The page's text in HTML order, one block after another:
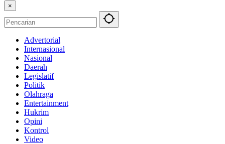
×
Advertorial
Internasional
Nasional
Daerah
Legislatif
Politik
Olahraga
Entertainment
Hukrim
Opini
Kontrol
Video